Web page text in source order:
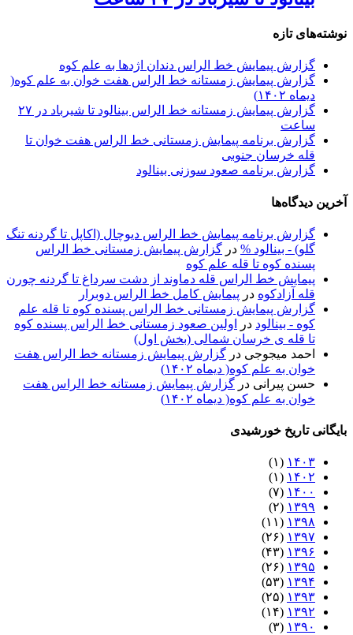
نوشته‌های تازه
گزارش پیمایش خط الراس دندان اژدها به علم کوه
گزارش پیمایش زمستانه خط الراس هفت خوان به علم کوه(
دیماه ۱۴۰۲)
گزارش پیمایش زمستانه خط الراس بینالود تا شیرباد در ۲۷
ساعت
گزارش برنامه پیمایش زمستانی خط الراس هفت خوان تا
قله خرسان جنوبی
گزارش برنامه صعود سوزنی بینالود
آخرین دیدگاه‌ها
گزارش برنامه پيمايش خط الراس ديوچال (اكاپل تا گردنه تنگ
گلو) - بينالود % در گزارش پیمایش زمستانی خط الراس
پسنده کوه تا قله علم کوه
پيمايش خط الراس قله دماوند از دشت سرداغ تا گردنه چورن
قله آزادكوه در پیمایش کامل خط الراس دوبرار
گزارش پیمایش زمستانی خط الراس پسنده کوه تا قله علم
کوه - بينالود در
اولین صعود زمستانی خط الراس پسنده کوه
تا قله ی خرسان شمالی (بخش اول)
احمد میجوجی در گزارش پیمایش زمستانه خط الراس هفت
خوان به علم کوه( دیماه ۱۴۰۲)
حسن پیرانی در گزارش پیمایش زمستانه خط الراس هفت
خوان به علم کوه( دیماه ۱۴۰۲)
بایگانی تاریخ خورشیدی
۱۴۰۳ (۱)
۱۴۰۲ (۱)
۱۴۰۰ (۷)
۱۳۹۹ (۲)
۱۳۹۸ (۱۱)
۱۳۹۷ (۲۶)
۱۳۹۶ (۴۳)
۱۳۹۵ (۲۶)
۱۳۹۴ (۵۳)
۱۳۹۳ (۲۵)
۱۳۹۲ (۱۴)
۱۳۹۰ (۳)